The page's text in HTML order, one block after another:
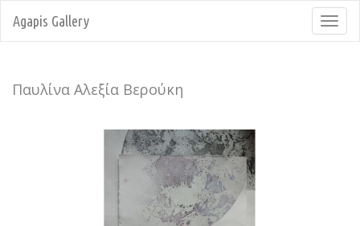
Agapis Gallery
Παυλίνα Αλεξία Βερούκη